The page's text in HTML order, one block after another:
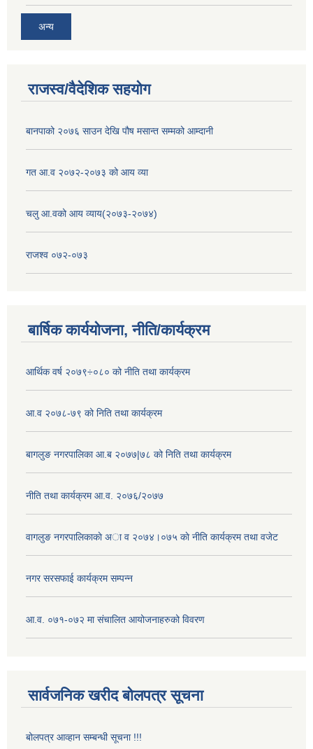
अन्य
राजस्व/वैदेशिक सहयोग
बानपाको २०७६ साउन देखि पौष मसान्त सम्मको आम्दानी
गत आ.व २०७२-२०७३ को आय व्या
चलु आ.वको आय व्याय(२०७३-२०७४)
राजश्व ०७२-०७३
बार्षिक कार्ययोजना, नीति/कार्यक्रम
आर्थिक वर्ष २०७९÷०८० को नीति तथा कार्यक्रम
आ.व २०७८-७९ को निति तथा कार्यक्रम
बागलुङ नगरपालिका आ.ब २०७७|७८ को निति तथा कार्यक्रम
नीति तथा कार्यक्रम आ.व. २०७६/२०७७
वागलुङ नगरपालिकाकाे अा‍ व २०७४।०७५ काे नीति कार्यक्रम तथा वजेट
नगर सरसफाई कार्यक्रम सम्पन्न
आ.व. ०७१-०७२ मा संचालित आयोजनाहरुको विवरण
सार्वजनिक खरीद बोलपत्र सूचना
बोलपत्र आव्हान सम्बन्धी सूचना !!!